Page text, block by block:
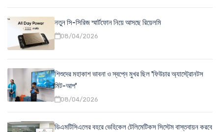
নতুন সি-সিরিজ স্মার্টফোন নিয়ে আসছে রিয়েলমি
08/04/2026
শিশুদের মহাকাশ ভাবনা ও স্বপ্নে মুখর ছিল 'ফিউচার অ্যাস্ট্রোনটস
মিট-আপ'
08/04/2026
ডিএমটিসিএলের বহরে ভেহিকেল টেলিমেটিকস সিস্টেম বাস্তবায়ন করবে